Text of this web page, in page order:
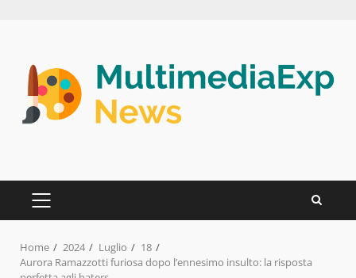
content
PRIMARY
MENU
Home 2024 Luglio
18
Aurora Ramazzotti furiosa dopo l’ennesimo insulto: la risposta